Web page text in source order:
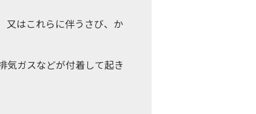
又はこれらに伴うさび、か
気ガスなどが付着して起き